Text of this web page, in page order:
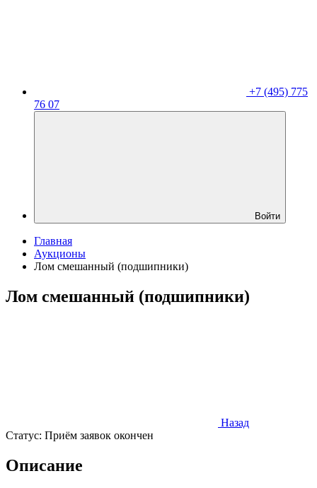
+7 (495) 775
76 07
Войти
Главная
Аукционы
Лом смешанный (подшипники)
Лом смешанный (подшипники)
Назад
Статус: Приём заявок окончен
Описание